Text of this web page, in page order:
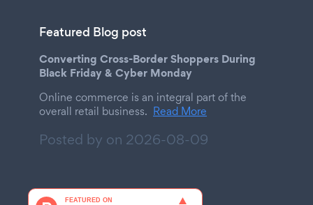
Featured Blog post
Converting Cross-Border Shoppers During
Black Friday & Cyber Monday
Online commerce is an integral part of the
overall retail business. Read More
Posted by on 2026-08-09